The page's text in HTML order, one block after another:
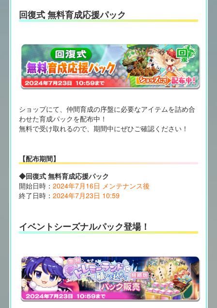
回復式 無料育成応援パック
ショップにて、仲間育成の序盤に必要なアイテムを詰め合
わせた育成パックを配布中！
無料で受け取れるので、期間中にぜひご確認ください！
【配布期間】
◆回復式 無料育成応援パック
開始日時： 2024年7月16日 メンテナンス後
終了日時： 2024年7月23日 10:59
イベントシーズナルパック登場！